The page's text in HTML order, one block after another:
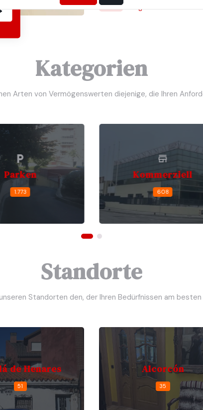
Lager
Kategorien
Arten von Vermögenswerten diejenige, die Ihren
Parken
1.773
Kommerziell
608
Standorte
Standorten den, der Ihren Bedürfnissen am
de Henares
51
Alcorcón
35